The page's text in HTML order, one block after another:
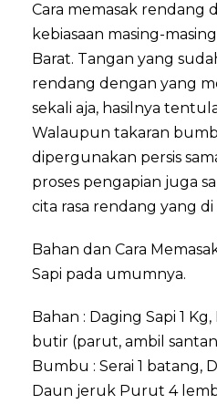
Cara memasak rendang
kebiasaan masing-
Barat. Tangan yang
rendang dengan yang
sekali aja, hasilnya
Walaupun takaran
dipergunakan persis
proses pengapian juga
cita rasa rendang yang di
Bahan dan Cara
Sapi pada umumnya.
Bahan : Daging Sapi 1
butir (parut, ambil
Bumbu : Serai 1 batang,
Daun jeruk Purut 4